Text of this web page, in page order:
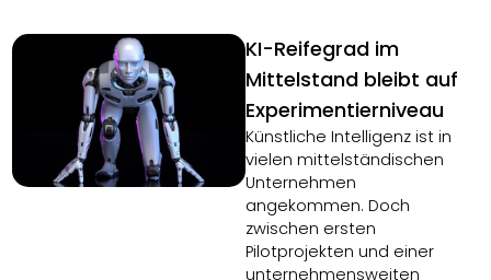
KI-Reifegrad im
Mittelstand bleibt auf
Experimentierniveau
Künstliche Intelligenz ist in
vielen mittelständischen
Unternehmen
angekommen. Doch
zwischen ersten
Pilotprojekten und einer
unternehmensweiten